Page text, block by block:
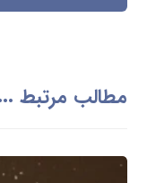
مطالب مرتبط